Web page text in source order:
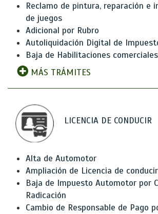
Reclamo de pintura, reparación e
de juegos
Adicional por Rubro
Autoliquidación Digital de
Baja de Habilitaciones comerciales
MÁS TRÁMITES
LICENCIA DE CONDUCIR
Alta de Automotor
Ampliación de Licencia de conducir
Baja de Impuesto Automotor por
Radicación
Cambio de Responsable de Pago